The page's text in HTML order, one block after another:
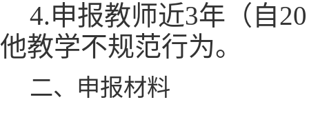
4.申报教师近3年（自
他教学不规范行为。
二、申报材料